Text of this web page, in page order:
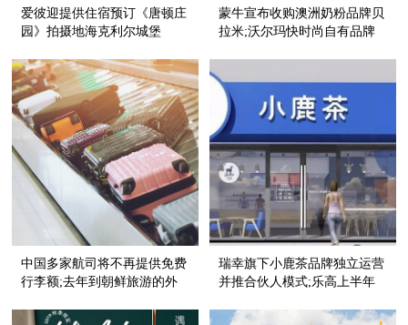
爱彼迎提供住宿预订《唐顿庄
园》拍摄地海克利尔城堡
蒙牛宣布收购澳洲奶粉品牌贝
拉米;沃尔玛快时尚自有品牌
中国多家航司将不再提供免费
行李额;去年到朝鲜旅游的外
瑞幸旗下小鹿茶品牌独立运营
并推合伙人模式;乐高上半年